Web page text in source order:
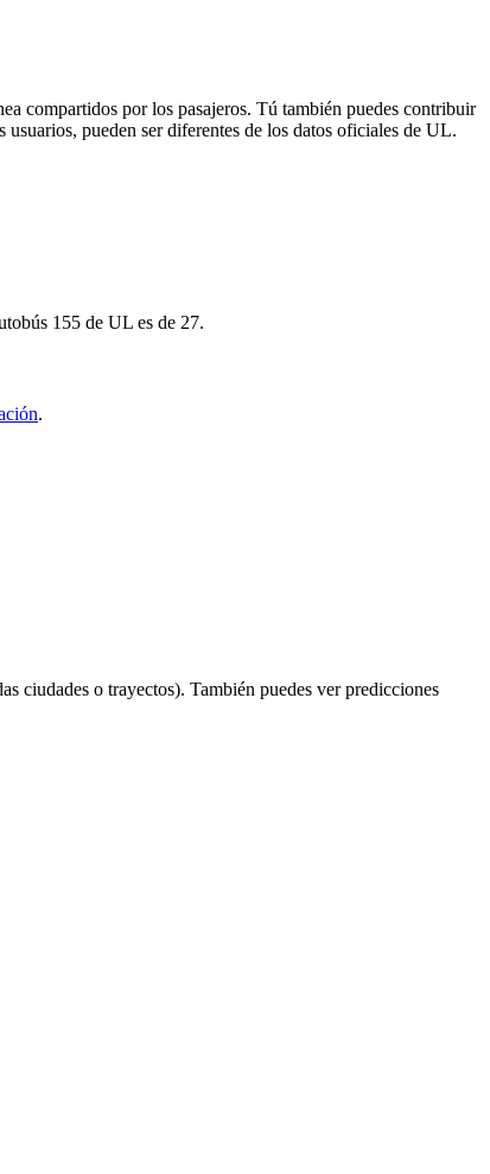
compartidos por los pasajeros. Tú también puedes contribuir
pueden ser diferentes de los datos oficiales de UL.
155 de UL es de 27.
.
ciudades o trayectos). También puedes ver predicciones